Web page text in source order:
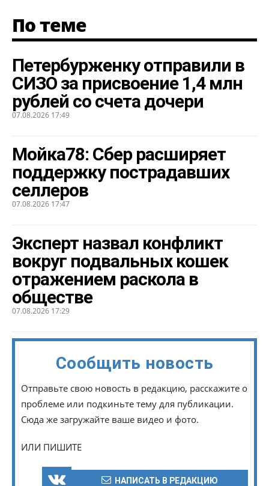
По теме
Петербурженку отправили в
СИЗО за присвоение 1,4 млн
рублей со счета дочери
07.08.2026 17:49
Мойка78: Сбер расширяет
поддержку пострадавших
селлеров
07.08.2026 17:47
Эксперт назвал конфликт
вокруг подвальных кошек
отражением раскола в
обществе
07.08.2026 17:29
Сообщить новость
Отправьте свою новость в редакцию, расскажите о
проблеме или подкиньте тему для публикации.
Сюда же загружайте ваше видео и фото.
ИЛИ ПИШИТЕ
НАПИСАТЬ В РЕДАКЦИЮ